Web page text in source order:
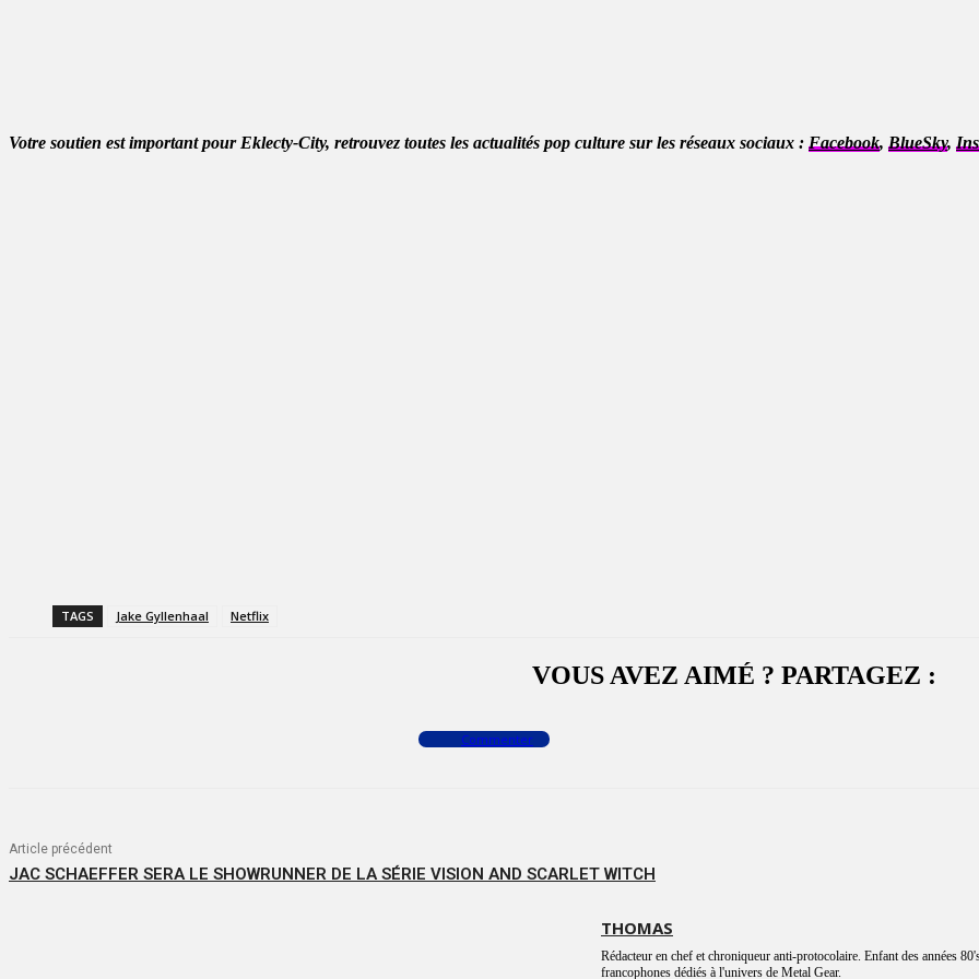
Votre soutien est important pour Eklecty-City, retrouvez toutes les actualités pop culture sur les réseaux sociaux : Facebook, BlueSky,
TAGS Jake Gyllenhaal Netflix
VOUS AVEZ AIMÉ ? PARTAGEZ :
Commenter
Article précédent
JAC SCHAEFFER SERA LE SHOWRUNNER DE LA SÉRIE VISION AND SCARLET WITCH
THOMAS
Rédacteur en chef et chroniqueur anti-protocolaire. Enfant des années
francophones dédiés à l'univers de Metal Gear.